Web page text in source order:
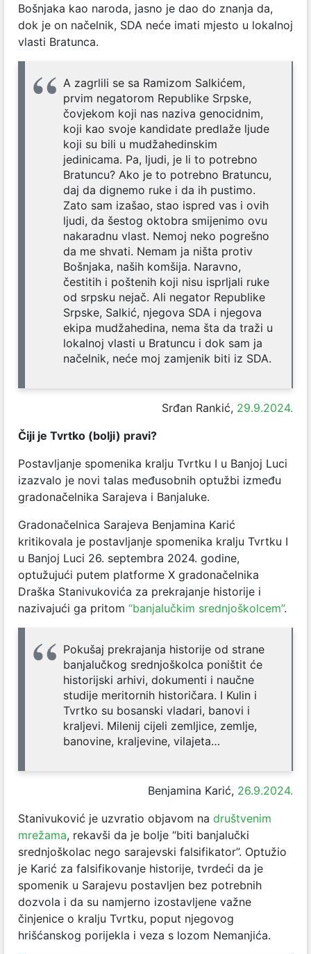
Bošnjaka kao naroda, jasno je dao do znanja da,
dok je on načelnik, SDA neće imati mjesto u lokalnoj
vlasti Bratunca.
A zagrlili se sa Ramizom Salkićem,
prvim negatorom Republike Srpske,
čovjekom koji nas naziva genocidnim,
koji kao svoje kandidate predlaže ljude
koji su bili u mudžahedinskim
jedinicama. Pa, ljudi, je li to potrebno
Bratuncu? Ako je to potrebno Bratuncu,
daj da dignemo ruke i da ih pustimo.
Zato sam izašao, stao ispred vas i ovih
ljudi, da šestog oktobra smijenimo ovu
nakaradnu vlast. Nemoj neko pogrešno
da me shvati. Nemam ja ništa protiv
Bošnjaka, naših komšija. Naravno,
čestitih i poštenih koji nisu isprljali ruke
od srpsku nejač. Ali negator Republike
Srpske, Salkić, njegova SDA i njegova
ekipa mudžahedina, nema šta da traži u
lokalnoj vlasti u Bratuncu i dok sam ja
načelnik, neće moj zamjenik biti iz SDA.
Srđan Rankić, 29.9.2024.
Čiji je Tvrtko (bolji) pravi?
Postavljanje spomenika kralju Tvrtku I u Banjoj Luci
izazvalo je novi talas međusobnih optužbi između
gradonačelnika Sarajeva i Banjaluke.
Gradonačelnica Sarajeva Benjamina Karić
kritikovala je postavljanje spomenika kralju Tvrtku I
u Banjoj Luci 26. septembra 2024. godine,
optužujući putem platforme X gradonačelnika
Draška Stanivukovića za prekrajanje historije i
nazivajući ga pritom “banjalučkim srednjoškolcem”.
Pokušaj prekrajanja historije od strane
banjalučkog srednjoškolca poništit će
historijski arhivi, dokumenti i naučne
studije meritornih historičara. I Kulin i
Tvrtko su bosanski vladari, banovi i
kraljevi. Milenij cijeli zemljice, zemlje,
banovine, kraljevine, vilajeta…
Benjamina Karić, 26.9.2024.
Stanivuković je uzvratio objavom na društvenim
mrežama, rekavši da je bolje “biti banjalučki
srednjoškolac nego sarajevski falsifikator”. Optužio
je Karić za falsifikovanje historije, tvrdeći da je
spomenik u Sarajevu postavljen bez potrebnih
dozvola i da su namjerno izostavljene važne
činjenice o kralju Tvrtku, poput njegovog
hrišćanskog porijekla i veza s lozom Nemanjića.